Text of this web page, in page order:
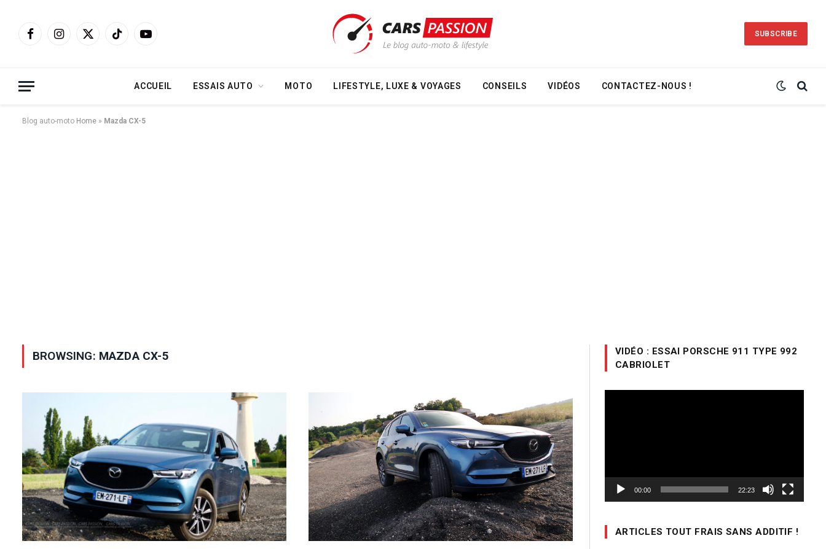
FacebookInstagram
X
TikTokYouTube SUBSCRIBE
ACCUEIL ESSAIS AUTO MOTO LIFESTYLE, LUXE & VOYAGES CONSEILS VIDÉOS CONTACTEZ-NOUS !
Blog auto-moto Home » Mazda CX-5
BROWSING: MAZDA CX-5
VIDÉO : ESSAI PORSCHE 911 TYPE 992
CABRIOLET
00:00 22:23
ARTICLES TOUT FRAIS SANS ADDITIF !